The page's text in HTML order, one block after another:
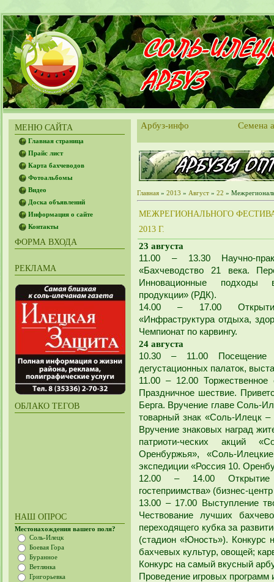
МЕНЮ САЙТА
Главная страница
Прайс лист
Карта бахчеводов
Фотоальбомы
Видео
Доска объявлений
Информация о сайте
Контакты
ФОРМА ВХОДА
РЕКЛАМА
ОБЛАКО ТЕГОВ
НАШ ОПРОС
Местонахождения вашего поля?
Соль-Илецк
Боевая Гора
Буранное
Ветлянка
Григорьевка
Арбуз-инфо Семена
Главная » 2013 » Август » 22 »
МЕЖРЕГИОНАЛЬНОГО
2013 Г.
23 августа
11.00 – 13.30 Научно-
«Бахчеводство 21 века.
Инновационные подходы
продукции» (РДК).
14.00 – 17.00
«Инфраструктура отдыха,
Чемпионат по карвингу.
24 августа
10.30 – 11.00 Посещение
дегустационных палаток,
11.00 – 12.00
Праздничное шествие.
Берга. Вручение главе Соль-
товарный знак «Соль-Илецк –
Вручение знаковых наград
патриоти-ческих акций
Оренбуржья», «Соль-
экспедиции «Россия 10.
12.00 – 14.00 Открытие
гостеприимства» (бизнес-
13.00 – 17.00 Выступление
Чествование лучших
переходящего кубка за
(стадион «Юность»). Конкурс
бахчевых культур, овощей;
Конкурс на самый вкусный
Проведение игровых программ